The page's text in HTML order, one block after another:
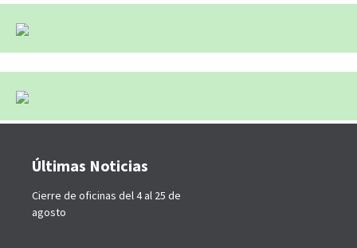
Últimas Noticias
Cierre de oficinas del 4 al 25 de
agosto